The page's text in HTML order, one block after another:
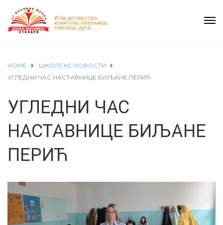
HOME
ШКОЛСКЕ НОВОСТИ
УГЛЕДНИ ЧАС НАСТАВНИЦЕ БИЉАНЕ ПЕРИЋ
УГЛЕДНИ ЧАС
НАСТАВНИЦЕ БИЉАНЕ
ПЕРИЋ